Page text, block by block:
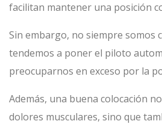
facilitan mantener una posición
Sin embargo, no siempre somos
tendemos a poner el piloto
preocuparnos en exceso por la
Además, una buena colocación
dolores musculares, sino que